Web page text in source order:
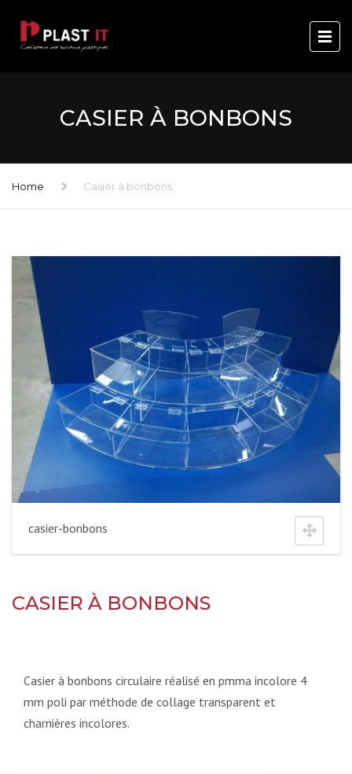
CASIER À BONBONS
Home Casier à bonbons
casier-bonbons
CASIER À BONBONS
Casier à bonbons circulaire réalisé en pmma incolore 4
mm poli par méthode de collage transparent et
charnières incolores.